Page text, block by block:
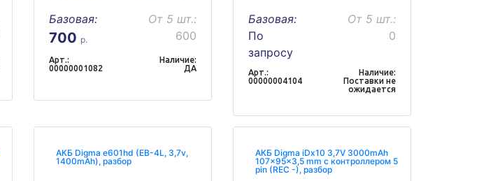
Базовая:
700 р.
От 5 шт.:
600
Арт.:
00000001082
Наличие:
ДА
Базовая:
По
запросу
От 5 шт.:
0
Арт.:
00000004104
Наличие:
Поставки не
ожидается
АКБ Digma e601hd (EB-4L, 3,7v,
1400mAh), разбор
АКБ Digma iDx10 3,7V 3000mAh
107x95x3,5 mm с контроллером 5
pin (REC -), разбор